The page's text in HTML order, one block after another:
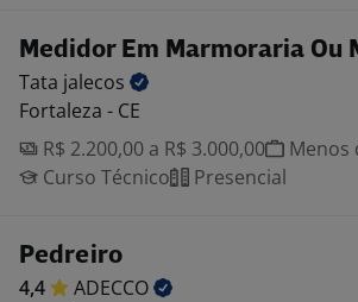
Medidor Em Marmoraria Ou
Tata jalecos
Fortaleza - CE
R$ 2.200,00 a R$ 3.000,00
Menos
Curso Técnico
Presencial
Pedreiro
4,4
ADECCO